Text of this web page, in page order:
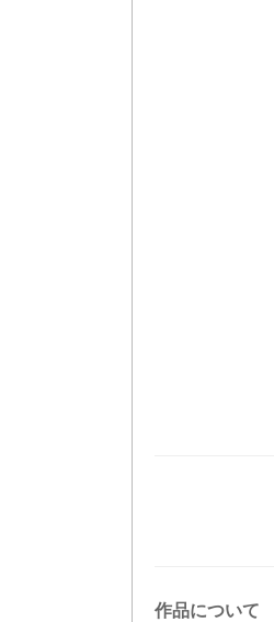
作品について